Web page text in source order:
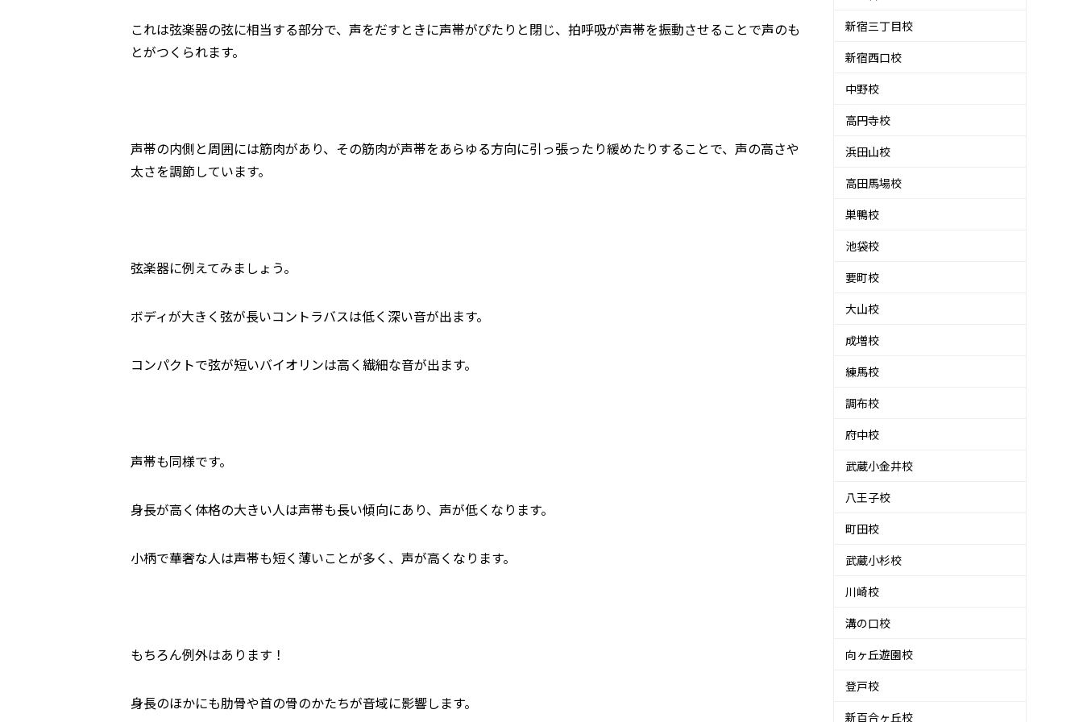
これは弦楽器の弦に相当する部分で、声をだすときに声帯がぴたりと閉じ、拍呼吸が声帯を振動させることで声のも
とがつくられます。
声帯の内側と周囲には筋肉があり、その筋肉が声帯をあらゆる方向に引っ張ったり緩めたりすることで、声の高さや
太さを調節しています。
弦楽器に例えてみましょう。
ボディが大きく弦が長いコントラバスは低く深い音が出ます。
コンパクトで弦が短いバイオリンは高く繊細な音が出ます。
声帯も同様です。
身長が高く体格の大きい人は声帯も長い傾向にあり、声が低くなります。
小柄で華奢な人は声帯も短く薄いことが多く、声が高くなります。
もちろん例外はあります！
身長のほかにも肋骨や首の骨のかたちが音域に影響します。
新宿三丁目校
新宿西口校
中野校
高円寺校
浜田山校
高田馬場校
巣鴨校
池袋校
要町校
大山校
成増校
練馬校
調布校
府中校
武蔵小金井校
八王子校
町田校
武蔵小杉校
川崎校
溝の口校
向ヶ丘遊園校
登戸校
新百合ヶ丘校